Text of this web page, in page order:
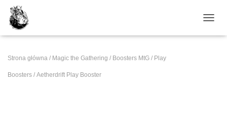
Strona główna / Magic the Gathering / Boosters MtG / Play
Boosters / Aetherdrift Play Booster